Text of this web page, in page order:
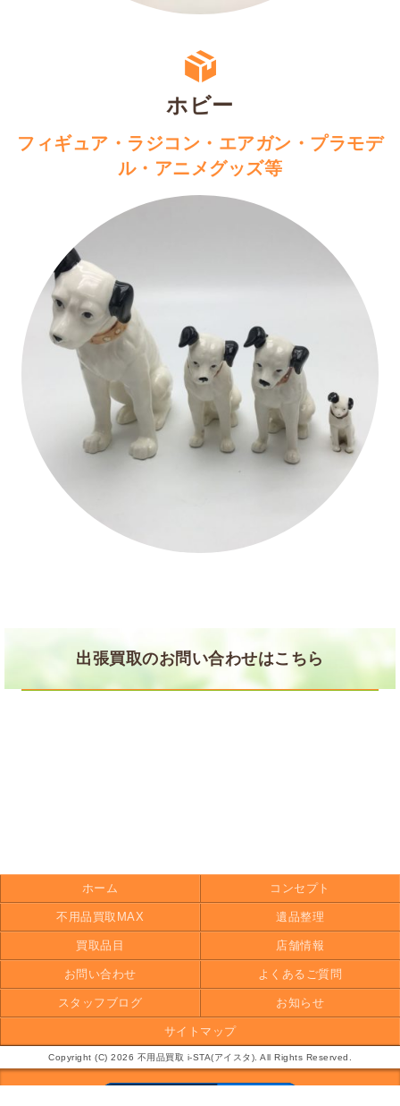
ホビー
フィギュア・ラジコン・エアガン・プラモデ
ル・アニメグッズ等
出張買取のお問い合わせはこちら
ホーム コンセプト
不用品買取MAX 遺品整理
買取品目 店舗情報
お問い合わせ よくあるご質問
スタッフブログ お知らせ
サイトマップ
Copyright (C) 2026 不用品買取 i-STA(アイスタ). All Rights Reserved.